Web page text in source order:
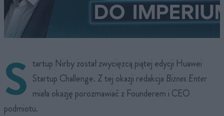
S tartup Nirby został zwycięzcą piątej edycji Huawei
Startup Challenge. Z tej okazji redakcja Biznes Enter
miała okazję porozmawiać z Founderem i CEO
podmiotu.